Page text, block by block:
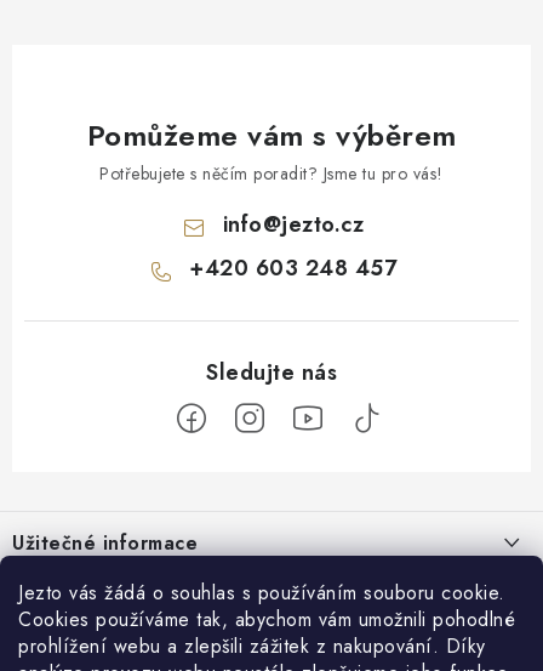
Jezto vás žádá o souhlas s používáním souboru cookie.
Cookies používáme tak, abychom vám umožnili pohodlné
prohlížení webu a zlepšili zážitek z nakupování. Díky
Pomůžeme vám s výběrem
Potřebujete s něčím poradit? Jsme tu pro vás!
info@jezto.cz
+420 603 248 457
pUžitečné informace
O nás
Náš příběh
Zákaznický servis
Obchodní podmínky